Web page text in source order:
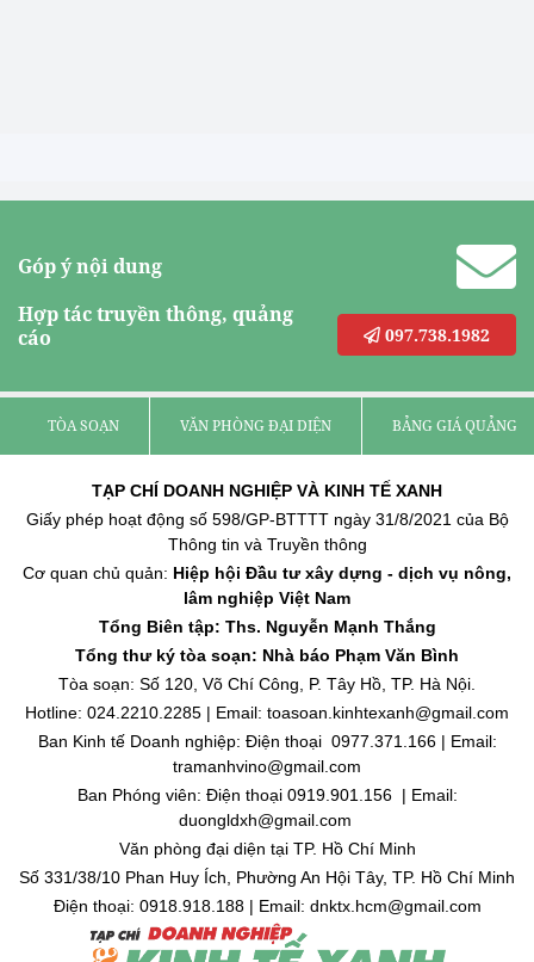
Góp ý nội dung
Hợp tác truyền thông, quảng
cáo
097.738.1982
TÒA SOẠN VĂN PHÒNG ĐẠI DIỆN BẢNG GIÁ QUẢNG
TẠP CHÍ DOANH NGHIỆP VÀ KINH TẾ XANH
Giấy phép hoạt động số 598/GP-BTTTT ngày 31/8/2021 của Bộ
Thông tin và Truyền thông
Cơ quan chủ quản: Hiệp hội Đầu tư xây dựng - dịch vụ nông,
lâm nghiệp Việt Nam
Tổng Biên tập: Ths. Nguyễn Mạnh Thắng
Tổng thư ký tòa soạn: Nhà báo Phạm Văn Bình
Tòa soạn: Số 120, Võ Chí Công, P. Tây Hồ, TP. Hà Nội.
Hotline: 024.2210.2285 | Email: toasoan.kinhtexanh@gmail.com
Ban Kinh tế Doanh nghiệp: Điện thoại 0977.371.166 | Email:
tramanhvino@gmail.com
Ban Phóng viên: Điện thoại 0919.901.156 | Email:
duongldxh@gmail.com
Văn phòng đại diện tại TP. Hồ Chí Minh
Số 331/38/10 Phan Huy Ích, Phường An Hội Tây, TP. Hồ Chí Minh
Điện thoại: 0918.918.188 | Email: dnktx.hcm@gmail.com